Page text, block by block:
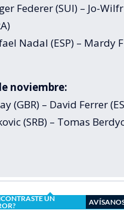
Federer (SUI) – Jo-
Nadal (ESP) – Mardy
noviembre:
(GBR) – David Ferrer
(SRB) – Tomas
UN